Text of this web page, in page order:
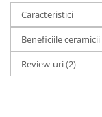
Caracteristici
Beneficiile ceramicii
Review-uri(2)